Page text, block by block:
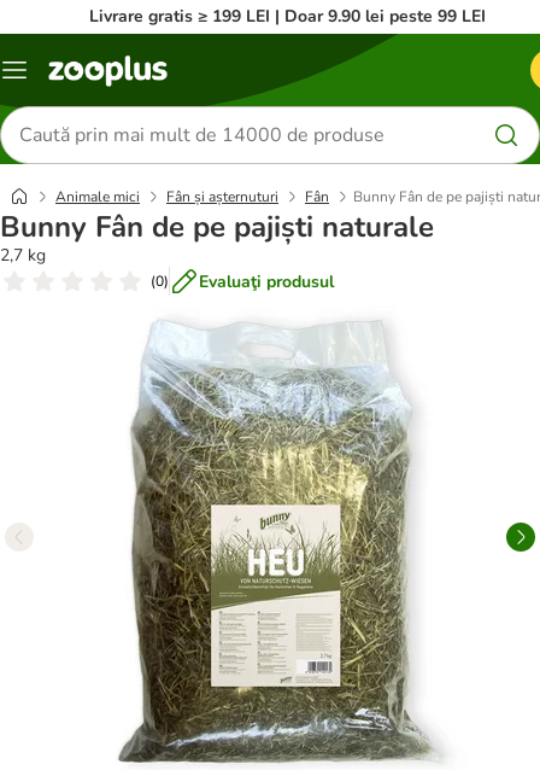
Livrare gratis ≥ 199 LEI | Doar 9.90 lei peste 99 LEI
Categorii
Căutare
produse
Animale mici Fân și așternuturi Fân Bunny Fân de pe pajiști
Bunny Fân de pe pajiști naturale
2,7 kg
(0) Evaluaţi produsul